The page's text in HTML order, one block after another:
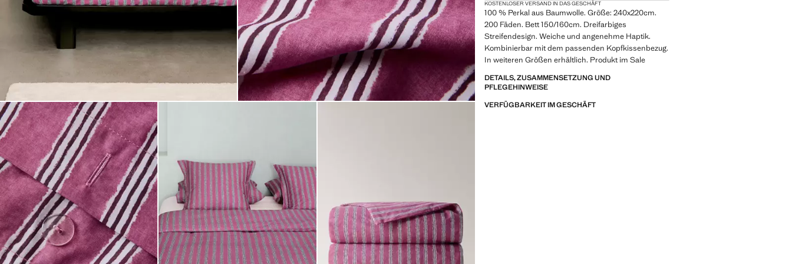
KOSTENLOSER VERSAND IN DAS GESCHÄFT
100 % Perkal aus Baumwolle. Größe: 240x220cm.
200 Fäden. Bett 150/160cm. Dreifarbiges
Streifendesign. Weiche und angenehme Haptik.
Kombinierbar mit dem passenden Kopfkissenbezug.
In weiteren Größen erhältlich. Produkt im Sale
DETAILS, ZUSAMMENSETZUNG UND
PFLEGEHINWEISE
VERFÜGBARKEIT IM GESCHÄFT